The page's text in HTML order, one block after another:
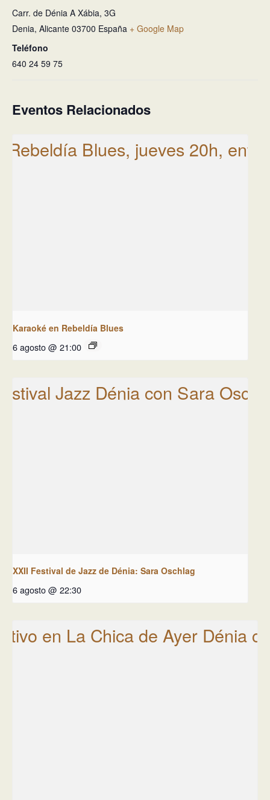
Carr. de Dénia A Xábia, 3G
Denia, Alicante 03700 España + Google Map
Teléfono
640 24 59 75
Eventos Relacionados
Karaoké en Rebeldía Blues
6 agosto @ 21:00
XXII Festival de Jazz de Dénia: Sara Oschlag
6 agosto @ 22:30